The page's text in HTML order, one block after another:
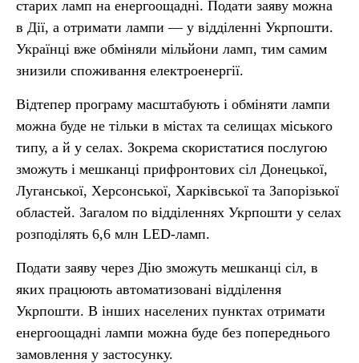
старих ламп на енергоощадні. Подати заяву можна
в Дії, а отримати лампи — у відділенні Укрпошти.
Українці вже обміняли мільйони ламп, тим самим
знизили споживання електроенергії.
Відтепер програму масштабують і обміняти лампи
можна буде не тільки в містах та селищах міського
типу, а й у селах. Зокрема скористатися послугою
зможуть і мешканці прифронтових сіл Донецької,
Луганської, Херсонської, Харківської та Запорізької
областей. Загалом по відділеннях Укрпошти у селах
розподілять 6,6 млн LED-ламп.
Подати заяву через Дію зможуть мешканці сіл, в
яких працюють автоматизовані відділення
Укрпошти. В інших населених пунктах отримати
енергоощадні лампи можна буде без попереднього
замовлення у застосунку.